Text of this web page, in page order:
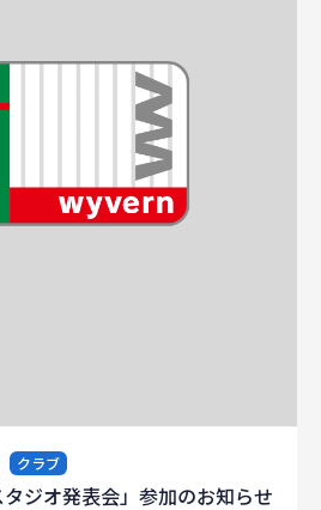
クラブ
タジオ発表会」参加のお知らせ